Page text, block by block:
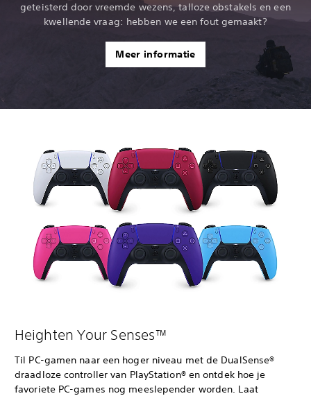
geteisterd door vreemde wezens, talloze obstakels en een
kwellende vraag: hebben we een fout gemaakt?
Meer informatie
Heighten Your Senses™
Til PC-gamen naar een hoger niveau met de DualSense®
draadloze controller van PlayStation® en ontdek hoe je
favoriete PC-games nog meeslepender worden. Laat